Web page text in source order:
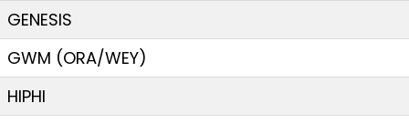
GENESIS
GWM (ORA/WEY)
HIPHI